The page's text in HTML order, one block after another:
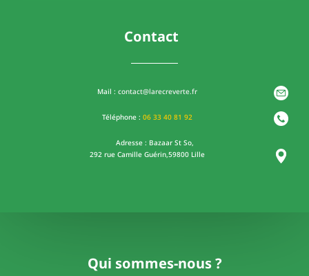
Contact
Mail : contact@larecreverte.fr
Téléphone : 06 33 40 81 92
Adresse : Bazaar St So,
292 rue Camille Guérin,59800 Lille
Qui sommes-nous ?